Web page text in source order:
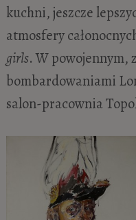
kuchni, jeszcze
atmosfery
girls. W powojennym,
bombardowaniami
salon-pracownia